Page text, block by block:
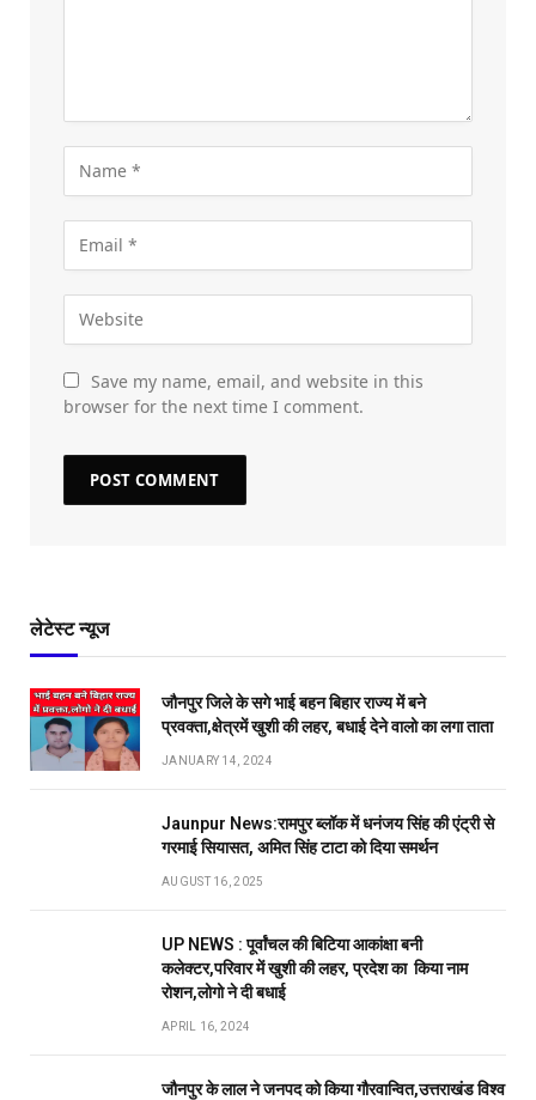
Save my name, email, and website in this
browser for the next time I comment.
लेटेस्ट न्यूज
जौनपुर जिले के सगे भाई बहन बिहार राज्य में बने
प्रवक्ता,क्षेत्रमें खुशी की लहर, बधाई देने वालो का लगा ताता
JANUARY 14, 2024
Jaunpur News:रामपुर ब्लॉक में धनंजय सिंह की एंट्री से
गरमाई सियासत, अमित सिंह टाटा को दिया समर्थन
AUGUST 16, 2025
UP NEWS : पूर्वांचल की बिटिया आकांक्षा बनी
कलेक्टर,परिवार में खुशी की लहर, प्रदेश का किया नाम
रोशन,लोगो ने दी बधाई
APRIL 16, 2024
जौनपुर के लाल ने जनपद को किया गौरवान्वित,उत्तराखंड विश्व